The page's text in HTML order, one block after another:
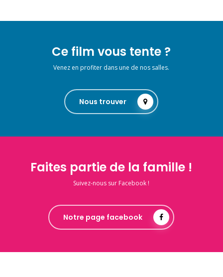
Ce film vous tente ?
Venez en profiter dans une de nos salles.
Nous trouver
Faites partie de la famille !
Suivez-nous sur Facebook !
Notre page facebook